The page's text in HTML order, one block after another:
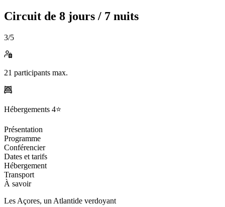
Circuit de 8 jours / 7 nuits
3/5
21 participants max.
Hébergements 4⭐️
Présentation
Programme
Conférencier
Dates et tarifs
Hébergement
Transport
À savoir
Les Açores, un Atlantide verdoyant